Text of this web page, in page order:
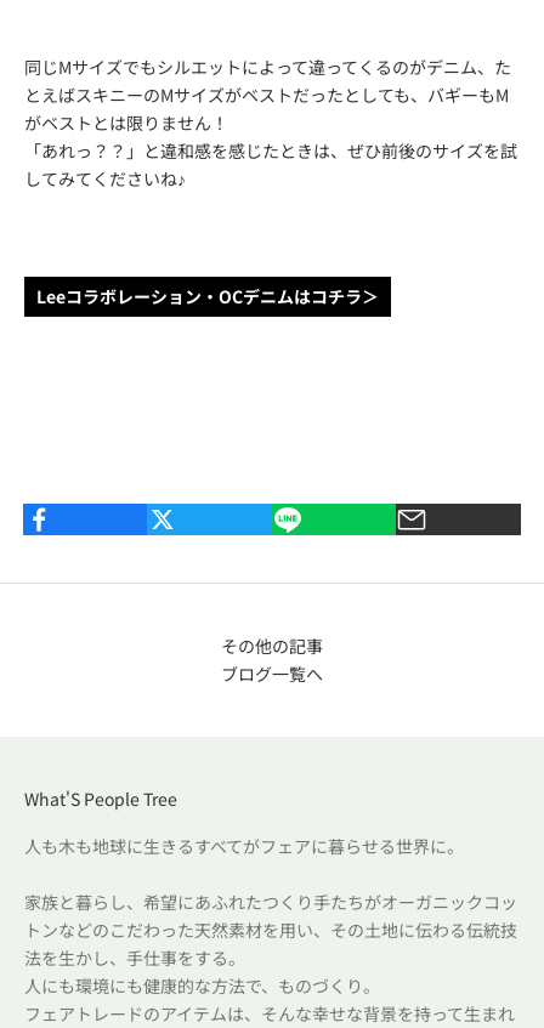
同じMサイズでもシルエットによって違ってくるのがデニム、た
とえばスキニーのMサイズがベストだったとしても、バギーもM
がベストとは限りません！
「あれっ？？」と違和感を感じたときは、ぜひ前後のサイズを試
してみてくださいね♪
Leeコラボレーション・OCデニムはコチラ＞
その他の記事
ブログ一覧へ
What'S People Tree
人も木も地球に生きるすべてがフェアに暮らせる世界に。
家族と暮らし、希望にあふれたつくり手たちがオーガニックコッ
トンなどのこだわった天然素材を用い、その土地に伝わる伝統技
法を生かし、手仕事をする。
人にも環境にも健康的な方法で、ものづくり。
フェアトレードのアイテムは、そんな幸せな背景を持って生まれ